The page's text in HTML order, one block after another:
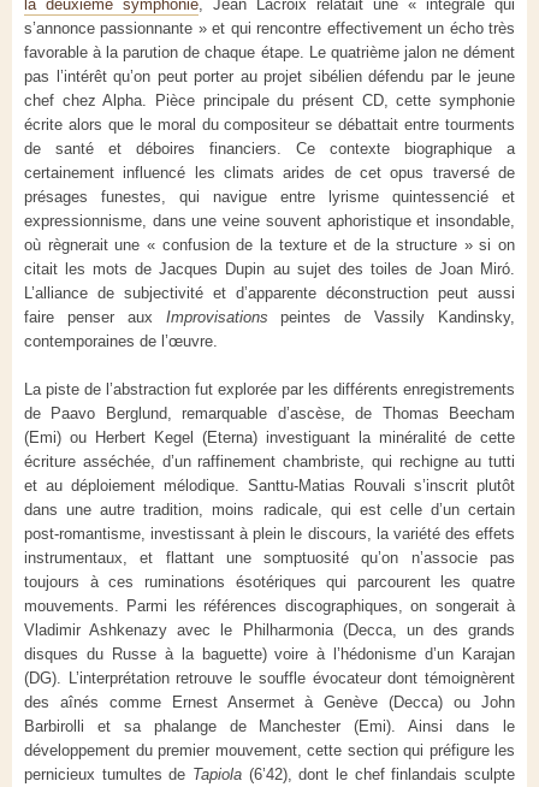
la deuxième symphonie , Jean Lacroix relatait une « intégrale qui
s’annonce passionnante » et qui rencontre effectivement un écho très
favorable à la parution de chaque étape. Le quatrième jalon ne dément
pas l’intérêt qu’on peut porter au projet sibélien défendu par le jeune
chef chez Alpha. Pièce principale du présent CD, cette symphonie
écrite alors que le moral du compositeur se débattait entre tourments
de santé et déboires financiers. Ce contexte biographique a
certainement influencé les climats arides de cet opus traversé de
présages funestes, qui navigue entre lyrisme quintessencié et
expressionnisme, dans une veine souvent aphoristique et insondable,
où règnerait une « confusion de la texture et de la structure » si on
citait les mots de Jacques Dupin au sujet des toiles de Joan Miró.
L’alliance de subjectivité et d’apparente déconstruction peut aussi
faire penser aux Improvisations peintes de Vassily Kandinsky,
contemporaines de l’œuvre.
La piste de l’abstraction fut explorée par les différents enregistrements
de Paavo Berglund, remarquable d’ascèse, de Thomas Beecham
(Emi) ou Herbert Kegel (Eterna) investiguant la minéralité de cette
écriture asséchée, d’un raffinement chambriste, qui rechigne au tutti
et au déploiement mélodique. Santtu-Matias Rouvali s’inscrit plutôt
dans une autre tradition, moins radicale, qui est celle d’un certain
post-romantisme, investissant à plein le discours, la variété des effets
instrumentaux, et flattant une somptuosité qu’on n’associe pas
toujours à ces ruminations ésotériques qui parcourent les quatre
mouvements. Parmi les références discographiques, on songerait à
Vladimir Ashkenazy avec le Philharmonia (Decca, un des grands
disques du Russe à la baguette) voire à l’hédonisme d’un Karajan
(DG). L’interprétation retrouve le souffle évocateur dont témoignèrent
des aînés comme Ernest Ansermet à Genève (Decca) ou John
Barbirolli et sa phalange de Manchester (Emi). Ainsi dans le
développement du premier mouvement, cette section qui préfigure les
pernicieux tumultes de Tapiola (6’42), dont le chef finlandais sculpte